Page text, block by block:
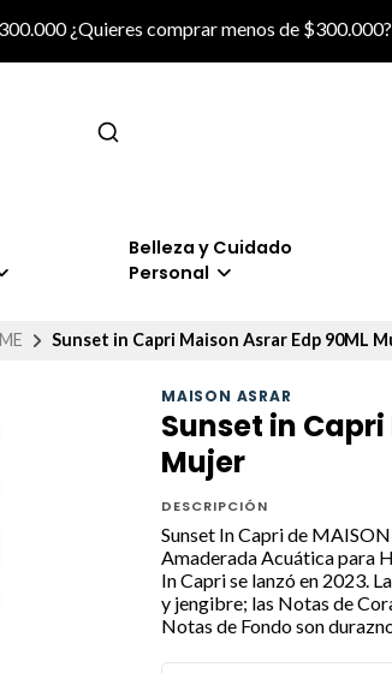
¿Quieres comprar menos de $300.000?
Belleza y Cuidado
Personal
Sunset in Capri Maison Asrar Edp 90ML
MAISON ASRAR
Sunset in Capri
Mujer
DESCRIPCIÓN
Sunset In Capri de
Amaderada Acuática para
In Capri se lanzó en 2023.
y jengibre; las Notas de
Notas de Fondo son